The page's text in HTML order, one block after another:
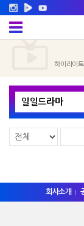
하이라이
일일드라마
회사소개